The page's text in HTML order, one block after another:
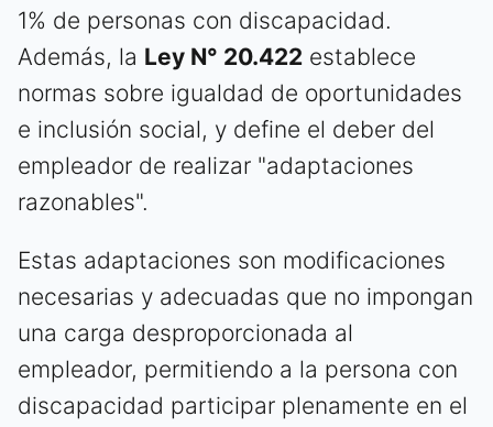
1% de personas con discapacidad.
Además, la Ley N° 20.422 establece
normas sobre igualdad de oportunidades
e inclusión social, y define el deber del
empleador de realizar "adaptaciones
razonables".
Estas adaptaciones son modificaciones
necesarias y adecuadas que no impongan
una carga desproporcionada al
empleador, permitiendo a la persona con
discapacidad participar plenamente en el